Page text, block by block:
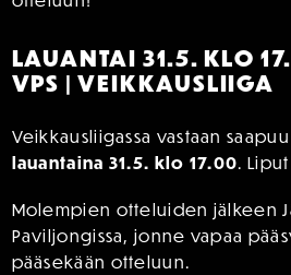
LAUANTAI 31.5. KLO
VPS | VEIKKAUSLIIGA
Veikkausliigassa vastaan
lauantaina 31.5. klo 17.00.
Molempien otteluiden jälkeen
Paviljongissa, jonne vapaa
pääsekään otteluun.